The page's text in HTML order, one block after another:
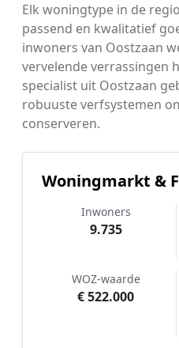
Elk woningtype in de
passend en kwalitatief
inwoners van Oostzaan
vervelende verrassingen
specialist uit Oostzaan
robuuste verfsystemen
conserveren.
Woningmarkt &
Inwoners
9.735
WOZ-waarde
€ 522.000